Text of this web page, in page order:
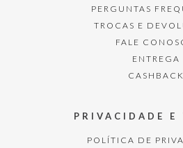
PERGUNTAS
TROCAS E
FALE
ENTREGA
CASHBACK
PRIVACIDADE E
POLÍTICA DE